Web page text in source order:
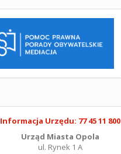
Informacja Urzędu: 77 45 11 800
Urząd Miasta Opola
ul. Rynek 1 A